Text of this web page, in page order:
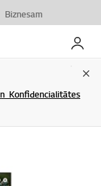
Biznesam
Mans
Konfidencialitātes